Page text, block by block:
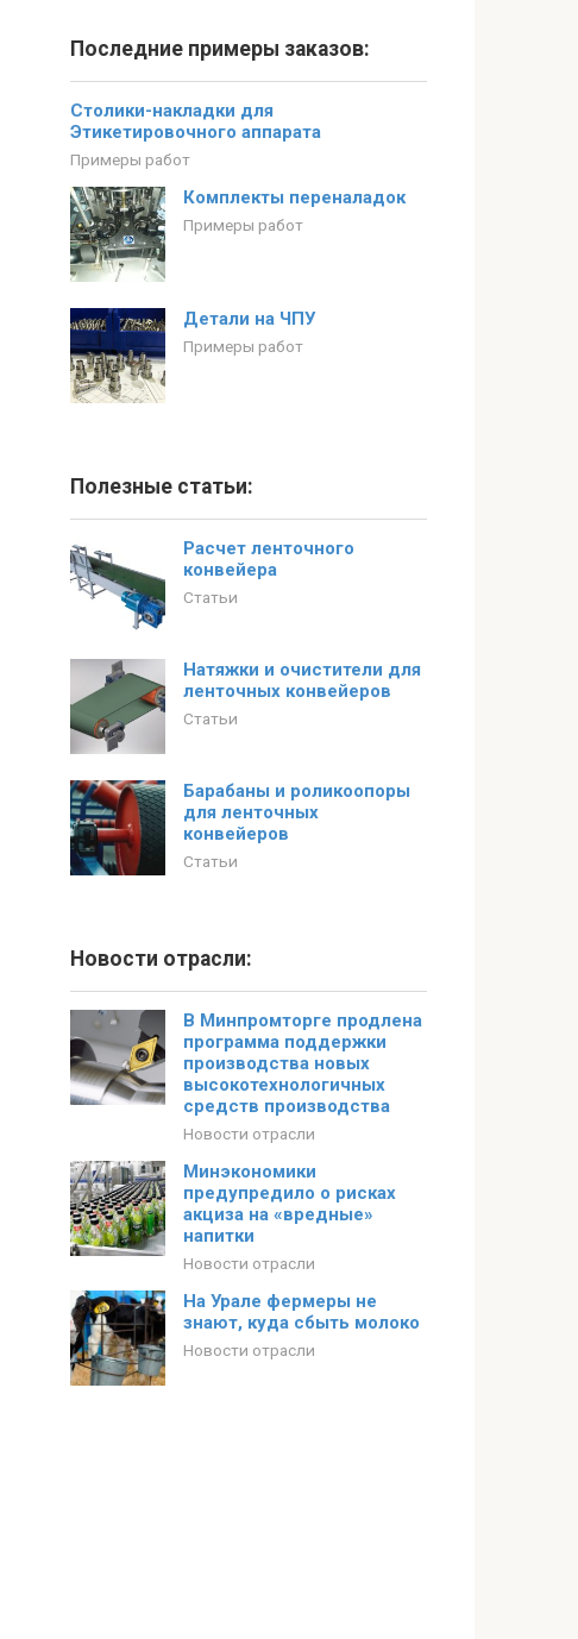
Последние примеры заказов:
Столики-накладки для
Этикетировочного аппарата
Примеры работ
Комплекты переналадок
Примеры работ
Детали на ЧПУ
Примеры работ
Полезные статьи:
Расчет ленточного
конвейера
Статьи
Натяжки и очистители для
ленточных конвейеров
Статьи
Барабаны и роликоопоры
для ленточных
конвейеров
Статьи
Новости отрасли:
В Минпромторге продлена
программа поддержки
производства новых
высокотехнологичных
средств производства
Новости отрасли
Минэкономики
предупредило о рисках
акциза на «вредные»
напитки
Новости отрасли
На Урале фермеры не
знают, куда сбыть молоко
Новости отрасли